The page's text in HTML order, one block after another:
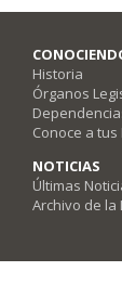
Historia
Órganos
Conoce a
NOTICIAS
Últimas
Archivo de la